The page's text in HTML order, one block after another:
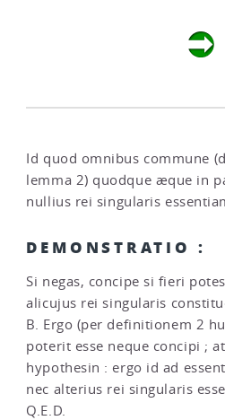
Id quod omnibus commune
lemma 2) quodque æque in
nullius rei singularis
DEMONSTRATIO :
Si negas, concipe si fieri
alicujus rei singularis
B. Ergo (per definitionem 2
poterit esse neque concipi ;
hypothesin : ergo id ad
nec alterius rei singularis
Q.E.D.